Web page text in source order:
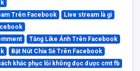
Trên Facebook
Live stream là gì
Tăng Like Ảnh Trên Facebook
Bật Nút Chia Sẻ Trên Facebook
khắc phục lỗi không đọc được cmt fb